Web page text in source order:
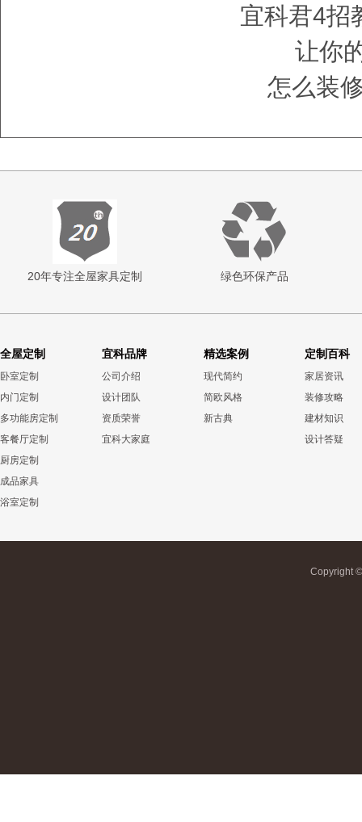
宜科君4招
让你
怎么装
20年专注全屋家具定制 绿色环保产品
全屋定制
卧室定制
内门定制
多功能房定制
客餐厅定制
厨房定制
成品家具
浴室定制
宜科品牌
公司介绍
设计团队
资质荣誉
宜科大家庭
精选案例
现代简约
简欧风格
新古典
定制百科
家居资讯
装修攻略
建材知识
设计答疑
Copyright